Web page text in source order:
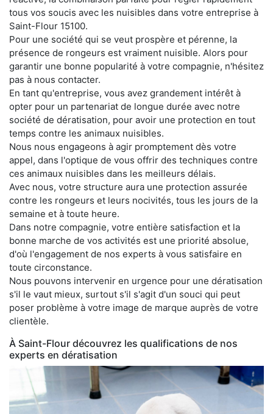
tous vos soucis avec les nuisibles dans votre entreprise à
Saint-Flour 15100.
Pour une société qui se veut prospère et pérenne, la
présence de rongeurs est vraiment nuisible. Alors pour
garantir une bonne popularité à votre compagnie, n'hésitez
pas à nous contacter.
En tant qu'entreprise, vous avez grandement intérêt à
opter pour un partenariat de longue durée avec notre
société de dératisation, pour avoir une protection en tout
temps contre les animaux nuisibles.
Nous nous engageons à agir promptement dès votre
appel, dans l'optique de vous offrir des techniques contre
ces animaux nuisibles dans les meilleurs délais.
Avec nous, votre structure aura une protection assurée
contre les rongeurs et leurs nocivités, tous les jours de la
semaine et à toute heure.
Dans notre compagnie, votre entière satisfaction et la
bonne marche de vos activités est une priorité absolue,
d'où l'engagement de nos experts à vous satisfaire en
toute circonstance.
Nous pouvons intervenir en urgence pour une dératisation
s'il le vaut mieux, surtout s'il s'agit d'un souci qui peut
poser problème à votre image de marque auprès de votre
clientèle.
À Saint-Flour découvrez les qualifications de nos
experts en dératisation